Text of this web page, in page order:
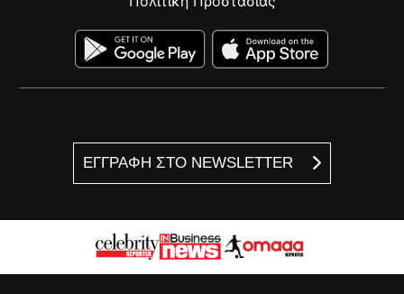
ΕΓΓΡΑΦΗ ΣΤΟ NEWSLETTER